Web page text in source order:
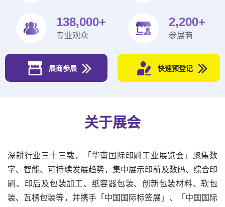
138,000+
专业观众
2,200+
参展商
展商参展 快速预登记
关于展会
深耕行业三十三载，「华南国际印刷工业展览会」聚焦数
字、智能、可持续发展趋势，集中展示印前及数码、综合印
刷、印后及包装加工、纸容器包装、创新包装材料、软包
装、瓦楞包装等，并携手「中国国际标签展」、「中国国际